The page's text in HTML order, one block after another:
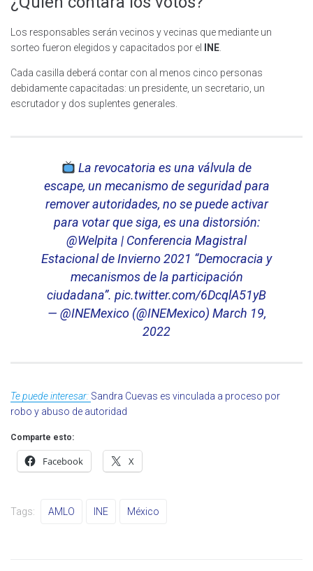
Los responsables serán vecinos y vecinas que mediante un
sorteo fueron elegidos y capacitados por el
INE
Cada casilla deberá contar con al menos cinco personas
debidamente capacitadas: un presidente, un secretario, un
escrutador y dos suplentes generales.
La revocatoria es una válvula de
escape, un mecanismo de seguridad para
remover autoridades, no se puede activar
para votar que siga, es una distorsión:
@Welpita | Conferencia Magistral
Estacional de Invierno 2021 “Democracia y
mecanismos de la participación
ciudadana”. pic.twitter.com/6DcqlA51yB
— @INEMexico (@INEMexico) March 19,
2022
Te puede interesar: Sandra Cuevas es vinculada a proceso por
robo y abuso de autoridad
Comparte esto:
Facebook X
Tags: AMLO INE México